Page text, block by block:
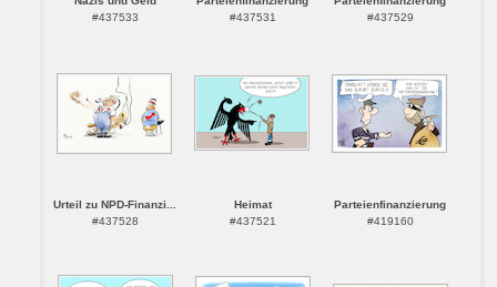
#437533
#437531
#437529
Urteil zu NPD-Finanzi...
#437528
Heimat
#437521
Parteienfinanzierung
#419160